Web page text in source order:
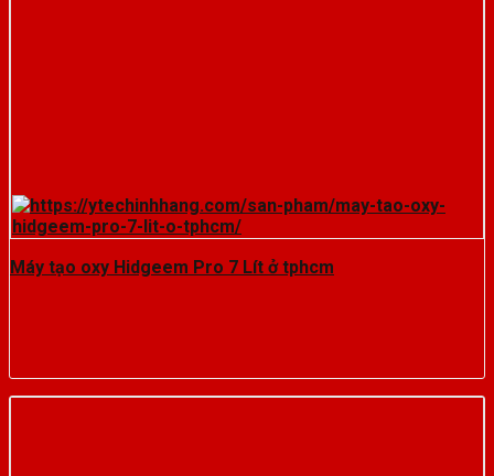
Máy tạo oxy Hidgeem Pro 7 Lít ở tphcm